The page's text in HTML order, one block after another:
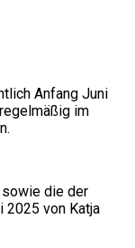
Anfang Juni
im
die der
2025 von Katja